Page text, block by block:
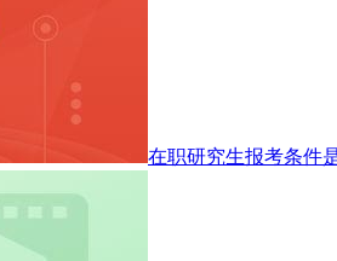
在职研究生报考条件